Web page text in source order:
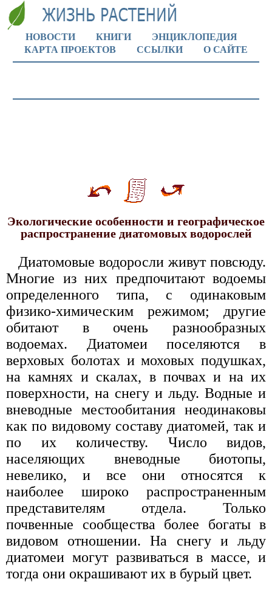
НОВОСТИ КНИГИ
ЭНЦИКЛОПЕДИЯ
КАРТА ПРОЕКТОВ
ССЫЛКИ О САЙТЕ
Экологические особенности и географическое
распространение диатомовых водорослей
Диатомовые водоросли живут повсюду.
Многие из них предпочитают водоемы
определенного типа, с одинаковым
физико-химическим режимом; другие
обитают в очень разнообразных
водоемах. Диатомеи поселяются в
верховых болотах и моховых подушках,
на камнях и скалах, в почвах и на их
поверхности, на снегу и льду. Водные и
вневодные местообитания неодинаковы
как по видовому составу диатомей, так и
по их количеству. Число видов,
населяющих вневодные биотопы,
невелико, и все они относятся к
наиболее широко распространенным
представителям отдела. Только
почвенные сообщества более богаты в
видовом отношении. На снегу и льду
диатомеи могут развиваться в массе, и
тогда они окрашивают их в бурый цвет.